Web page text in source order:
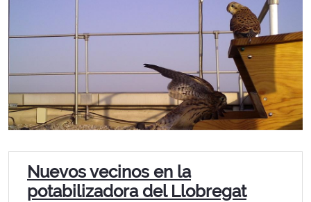
Nuevos vecinos en la
potabilizadora del Llobregat